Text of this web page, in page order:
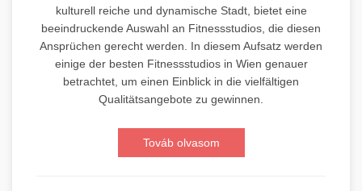
kulturell reiche und dynamische Stadt, bietet eine
beeindruckende Auswahl an Fitnessstudios, die diesen
Ansprüchen gerecht werden. In diesem Aufsatz werden
einige der besten Fitnessstudios in Wien genauer
betrachtet, um einen Einblick in die vielfältigen
Qualitätsangebote zu gewinnen.
Továb olvasom